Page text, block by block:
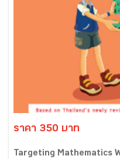
ราคา 350 บาท
Targeting Mathematics